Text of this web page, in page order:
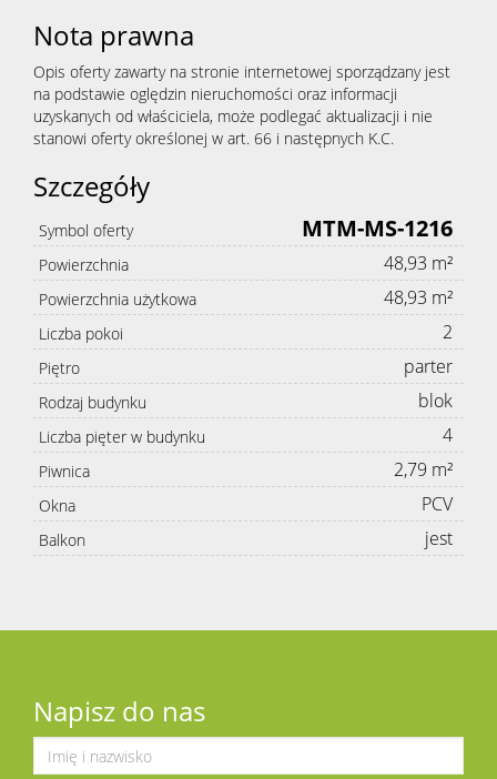
Nota prawna
Opis oferty zawarty na stronie internetowej sporządzany jest
na podstawie oględzin nieruchomości oraz informacji
uzyskanych od właściciela, może podlegać aktualizacji i nie
stanowi oferty określonej w art. 66 i następnych K.C.
Szczegóły
Symbol oferty MTM-MS-1216
Powierzchnia 48,93 m²
Powierzchnia użytkowa 48,93 m²
Liczba pokoi 2
Piętro parter
Rodzaj budynku blok
Liczba pięter w budynku 4
Piwnica 2,79 m²
Okna PCV
Balkon jest
Napisz do nas